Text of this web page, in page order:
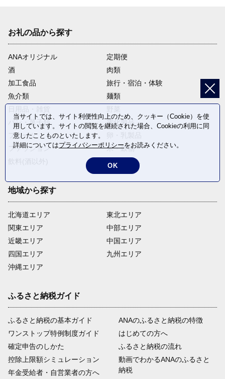
お礼の品から探す
ANAオリジナル
定期便
酒
肉類
加工食品
旅行・宿泊・体験
魚介類
麺類
パン・菓子類
電化製品
フルーツ
ファッション
米・穀物
返礼品なし
地域から探す
北海道エリア
関東エリア
近畿エリア
四国エリア
沖縄エリア
東北エリア
中部エリア
中国エリア
九州エリア
ふるさと納税ガイド
ふるさと納税の基本ガイド
ワンストップ特例制度ガイド
確定申告のしかた
控除上限額シミュレーション
年金受給者・自営業者の方へ
ANAのふるさと納税の特徴
はじめての方へ
ふるさと納税の流れ
動画でわかるANAのふるさと
納税
当サイトでは、サイト利便性向上のため、クッキー（Cookie）を使
用しています。サイトの閲覧を継続された場合、Cookieの利用に同
意したことものといたします。
詳細についてはプライバシーポリシーをお読みください。
OK